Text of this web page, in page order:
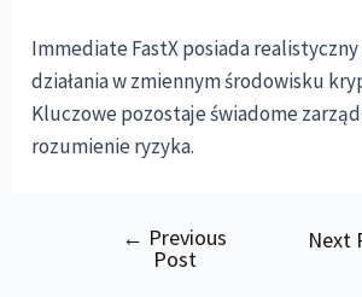
Immediate FastX posiada
działania w zmiennym środowisku
Kluczowe pozostaje świadome
rozumienie ryzyka.
navigation
← Previous
Post
Next